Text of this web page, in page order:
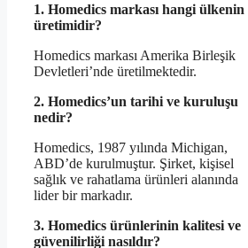
1. Homedics markası hangi ülkenin
üretimidir?
Homedics markası Amerika Birleşik
Devletleri’nde üretilmektedir.
2. Homedics’un tarihi ve kuruluşu
nedir?
Homedics, 1987 yılında Michigan,
ABD’de kurulmuştur. Şirket, kişisel
sağlık ve rahatlama ürünleri alanında
lider bir markadır.
3. Homedics ürünlerinin kalitesi ve
güvenilirliği nasıldır?